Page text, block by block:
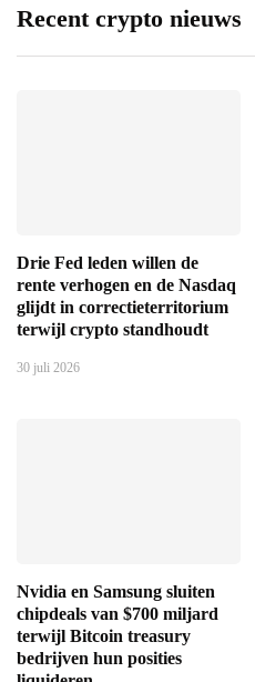
Recent crypto nieuws
Drie Fed leden willen de
rente verhogen en de Nasdaq
glijdt in correctieterritorium
terwijl crypto standhoudt
30 juli 2026
Nvidia en Samsung sluiten
chipdeals van $700 miljard
terwijl Bitcoin treasury
bedrijven hun posities